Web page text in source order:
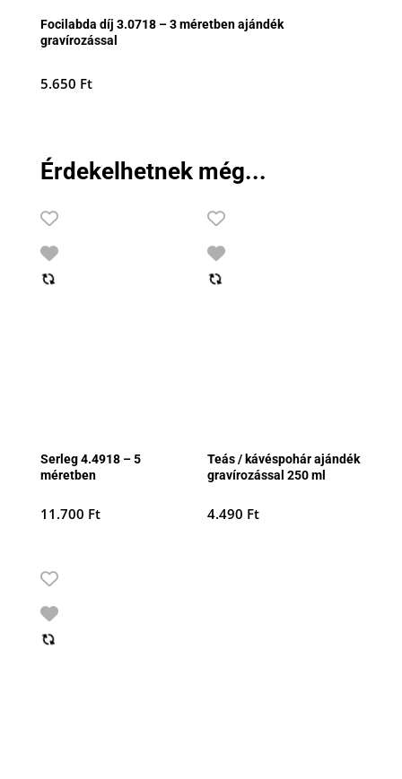
Focilabda díj 3.0718 – 3 méretben ajándék
gravírozással
5.650 Ft
Érdekelhetnek még...
Serleg 4.4918 – 5
méretben
11.700 Ft
Teás / kávéspohár ajándék
gravírozással 250 ml
4.490 Ft